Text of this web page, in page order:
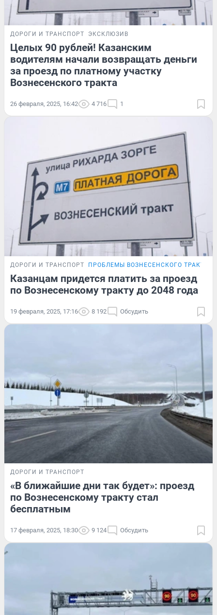
ДОРОГИ И ТРАНСПОРТ ЭКСКЛЮЗИВ
Целых 90 рублей! Казанским
водителям начали возвращать деньги
за проезд по платному участку
Вознесенского тракта
26 февраля, 2025, 16:42 4 716 1
ДОРОГИ И ТРАНСПОРТ ПРОБЛЕМЫ ВОЗНЕСЕНСКОГО ТРАКТА
Казанцам придется платить за проезд
по Вознесенскому тракту до 2048 года
19 февраля, 2025, 17:16 8 192 Обсудить
ДОРОГИ И ТРАНСПОРТ
«В ближайшие дни так будет»: проезд
по Вознесенскому тракту стал
бесплатным
17 февраля, 2025, 18:30 9 124 Обсудить